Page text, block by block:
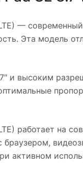
— современный
Эта модель
и высоким
работает на
активном